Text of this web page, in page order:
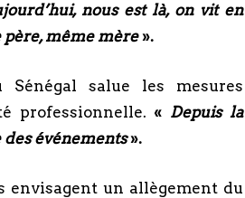
nous est là, on vit en
père, même mère».
Sénégal salue les mesures
professionnelle. « Depuis la
desévénements».
envisagent un allègement du